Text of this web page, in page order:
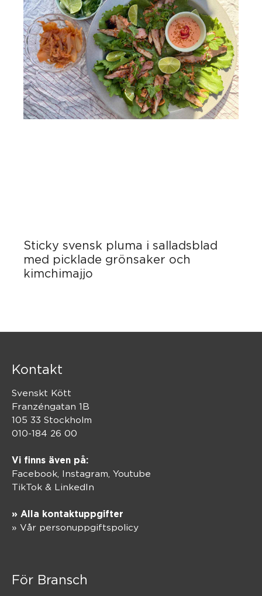
Sticky svensk pluma i salladsblad
med picklade grönsaker och
kimchimajjo
Kontakt
Svenskt Kött
Franzéngatan 1B
105 33 Stockholm
010-184 26 00
Vi finns även på:
Facebook, Instagram Youtube
TikTok & LinkedIn
» Alla kontaktuppgifter
» Vår personuppgiftspolicy
För Bransch